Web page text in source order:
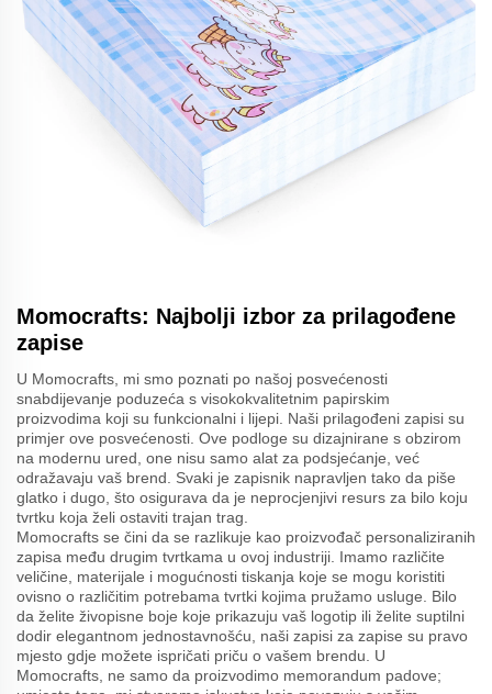
Momocrafts: Najbolji izbor za prilagođene
zapise
U Momocrafts, mi smo poznati po našoj posvećenosti
snabdijevanje poduzeća s visokokvalitetnim papirskim
proizvodima koji su funkcionalni i lijepi. Naši prilagođeni zapisi su
primjer ove posvećenosti. Ove podloge su dizajnirane s obzirom
na modernu ured, one nisu samo alat za podsjećanje, već
odražavaju vaš brend. Svaki je zapisnik napravljen tako da piše
glatko i dugo, što osigurava da je neprocjenjivi resurs za bilo koju
tvrtku koja želi ostaviti trajan trag.
Momocrafts se čini da se razlikuje kao proizvođač personaliziranih
zapisa među drugim tvrtkama u ovoj industriji. Imamo različite
veličine, materijale i mogućnosti tiskanja koje se mogu koristiti
ovisno o različitim potrebama tvrtki kojima pružamo usluge. Bilo
da želite živopisne boje koje prikazuju vaš logotip ili želite suptilni
dodir elegantnom jednostavnošću, naši zapisi za zapise su pravo
mjesto gdje možete ispričati priču o vašem brendu. U
Momocrafts, ne samo da proizvodimo memorandum padove;